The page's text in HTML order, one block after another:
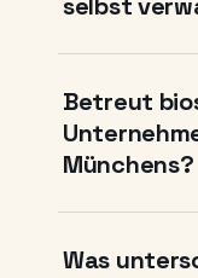
selbst
Betreut
Münchens?
Was